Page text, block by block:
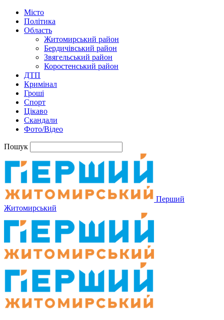
Місто
Політика
Область
Житомирський район
Бердичівський район
Звягельський район
Коростенський район
ДТП
Кримінал
Гроші
Спорт
Цікаво
Скандали
Фото/Відео
Пошук
Перший
Житомирський